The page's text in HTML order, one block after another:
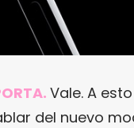
Vale. A
del nuevo